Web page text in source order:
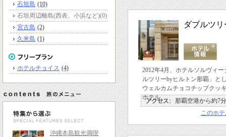
ダブルツ
2012年4月、ホテルソルヴィ
ルツリーbyヒルトン那覇」と
ウェルカムチョコチップクッ
ホテル。
那覇空港から約7分
このホ
石垣島 (10)
石垣周辺離島(西表、小浜など)(0)
宮古島 (2)
久米島 (1)
ホテルチョイス (4)
沖縄本島観光満喫